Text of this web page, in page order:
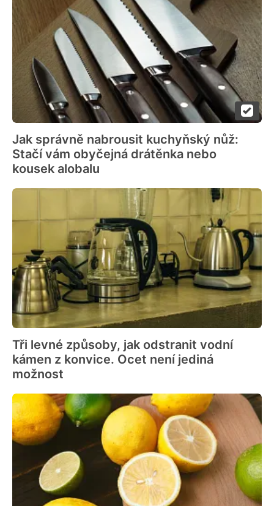
Jak správně nabrousit kuchyňský nůž:
Stačí vám obyčejná drátěnka nebo
kousek alobalu
Tři levné způsoby, jak odstranit vodní
kámen z konvice. Ocet není jediná
možnost